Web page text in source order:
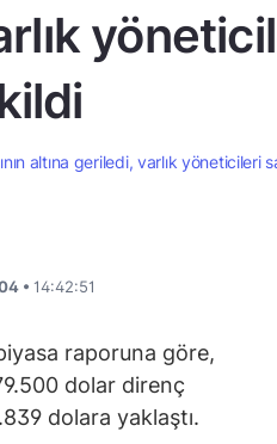
altına geriledi, varlık yöneticileri
• 14:42:51
raporuna göre,
dolar direnç
dolara yaklaştı.